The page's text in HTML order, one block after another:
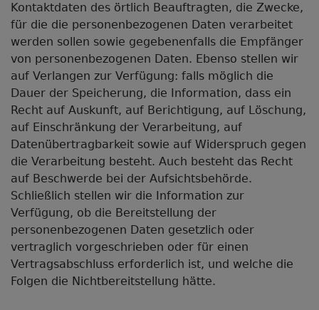
Kontaktdaten des örtlich Beauftragten, die Zwecke,
für die die personenbezogenen Daten verarbeitet
werden sollen sowie gegebenenfalls die Empfänger
von personenbezogenen Daten. Ebenso stellen wir
auf Verlangen zur Verfügung: falls möglich die
Dauer der Speicherung, die Information, dass ein
Recht auf Auskunft, auf Berichtigung, auf Löschung,
auf Einschränkung der Verarbeitung, auf
Datenübertragbarkeit sowie auf Widerspruch gegen
die Verarbeitung besteht. Auch besteht das Recht
auf Beschwerde bei der Aufsichtsbehörde.
Schließlich stellen wir die Information zur
Verfügung, ob die Bereitstellung der
personenbezogenen Daten gesetzlich oder
vertraglich vorgeschrieben oder für einen
Vertragsabschluss erforderlich ist, und welche die
Folgen die Nichtbereitstellung hätte.